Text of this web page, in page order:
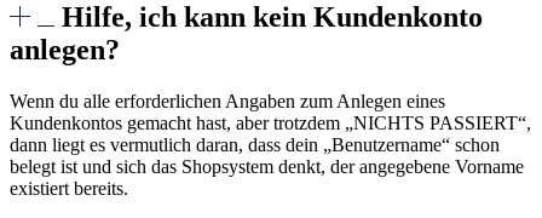
Hilfe, ich kann kein Kundenkonto
anlegen?
Wenn du alle erforderlichen Angaben zum Anlegen eines
Kundenkontos gemacht hast, aber trotzdem „NICHTS PASSIERT“,
dann liegt es vermutlich daran, dass dein „Benutzername“ schon
belegt ist und sich das Shopsystem denkt, der angegebene Vorname
existiert bereits.